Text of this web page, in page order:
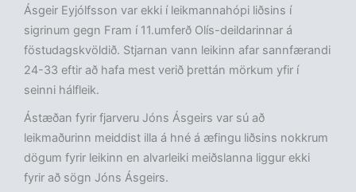
Ásgeir Eyjólfsson var ekki í leikmannahópi liðsins í
sigrinum gegn Fram í 11.umferð Olís-deildarinnar á
föstudagskvöldið. Stjarnan vann leikinn afar sannfærandi
24-33 eftir að hafa mest verið þrettán mörkum yfir í
seinni hálfleik.
Ástæðan fyrir fjarveru Jóns Ásgeirs var sú að
leikmaðurinn meiddist illa á hné á æfingu liðsins nokkrum
dögum fyrir leikinn en alvarleiki meiðslanna liggur ekki
fyrir að sögn Jóns Ásgeirs.